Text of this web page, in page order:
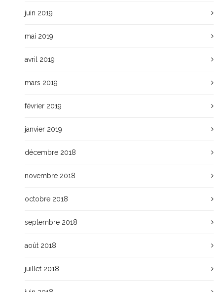
juin 2019
mai 2019
avril 2019
mars 2019
février 2019
janvier 2019
décembre 2018
novembre 2018
octobre 2018
septembre 2018
août 2018
juillet 2018